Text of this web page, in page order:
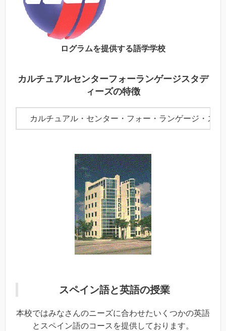
ログラムを提供する語学学校
カルチュアルセンターフォーランゲージスタデ
ィーズの特徴
カルチュアル・センター・フォー・ランゲージ・ス
スペイン語と英語の授業
本校ではみなさんのニーズに合わせたいくつかの英語
とスペイン語のコースを提供しております。